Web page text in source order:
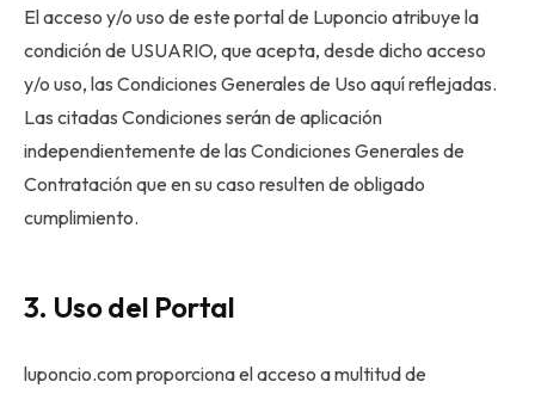
El acceso y/o uso de este portal de Luponcio atribuye la
condición de USUARIO, que acepta, desde dicho acceso
y/o uso, las Condiciones Generales de Uso aquí reflejadas.
Las citadas Condiciones serán de aplicación
independientemente de las Condiciones Generales de
Contratación que en su caso resulten de obligado
cumplimiento.
3. Uso del Portal
luponcio.com proporciona el acceso a multitud de